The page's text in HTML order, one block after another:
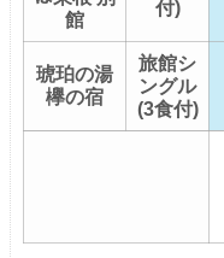
館
付)
琥珀の湯
欅の宿
旅館シ
ングル
(3食付)